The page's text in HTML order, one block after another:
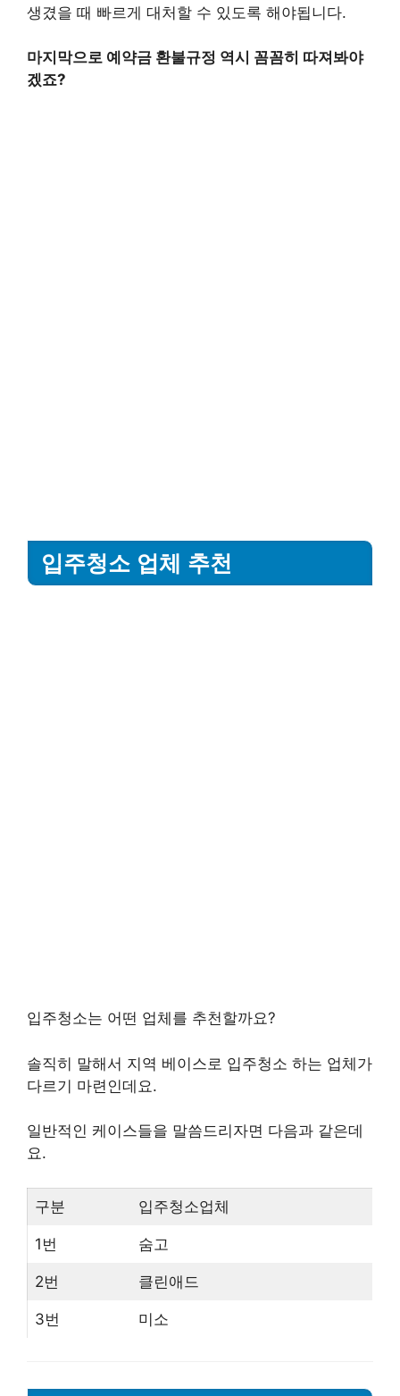
생겼을 때 빠르게 대처할 수 있도록 해야됩니다.
마지막으로 예약금 환불규정 역시 꼼꼼히 따져봐야
겠죠?
입주청소 업체 추천
입주청소는 어떤 업체를 추천할까요?
솔직히 말해서 지역 베이스로 입주청소 하는 업체가
다르기 마련인데요.
일반적인 케이스들을 말씀드리자면 다음과 같은데
요.
구분 입주청소업체
1번 숨고
2번 클린애드
3번 미소